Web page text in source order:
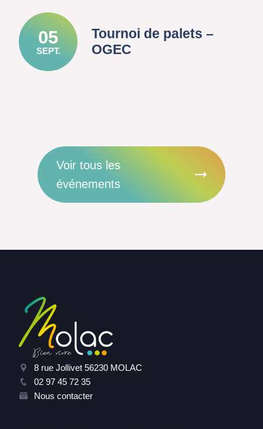
05
SEPT.
Tournoi de palets –
OGEC
Voir tous les
événements
8 rue Jollivet 56230 MOLAC
02 97 45 72 35
Nous contacter